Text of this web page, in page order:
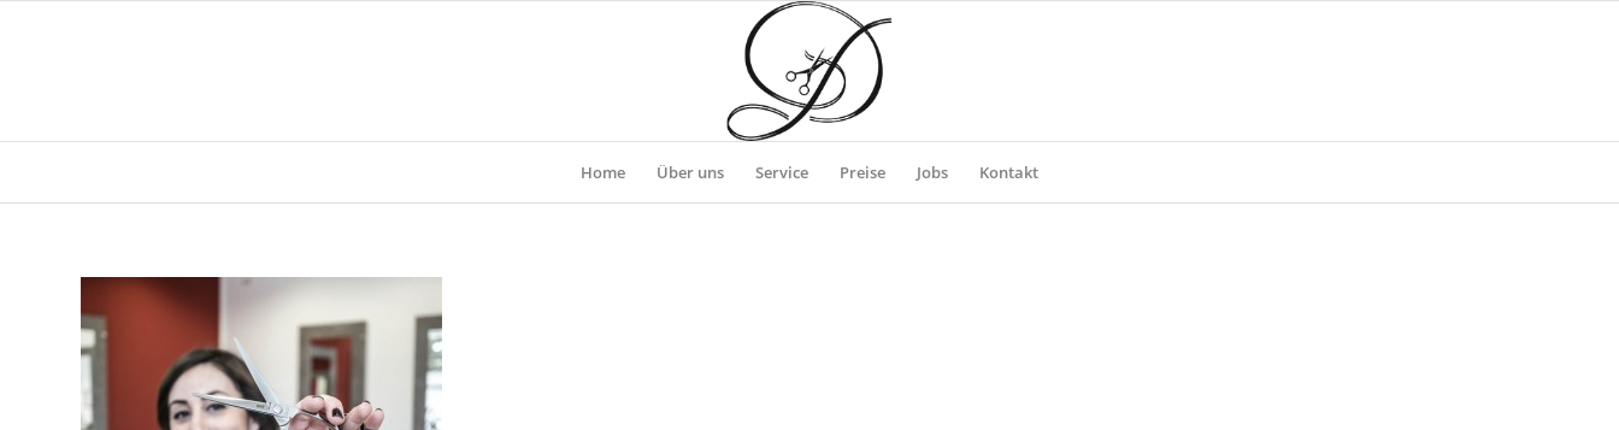
Home Über uns Service Preise Jobs Kontakt